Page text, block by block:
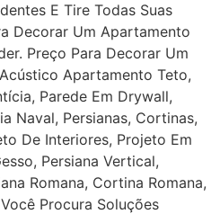
E Tire Todas Suas
Decorar Um Apartamento
Preço Para Decorar Um
Apartamento Teto,
Parede Em Drywall,
Naval, Persianas, Cortinas,
De Interiores, Projeto Em
Persiana Vertical,
Romana, Cortina Romana,
Procura Soluções